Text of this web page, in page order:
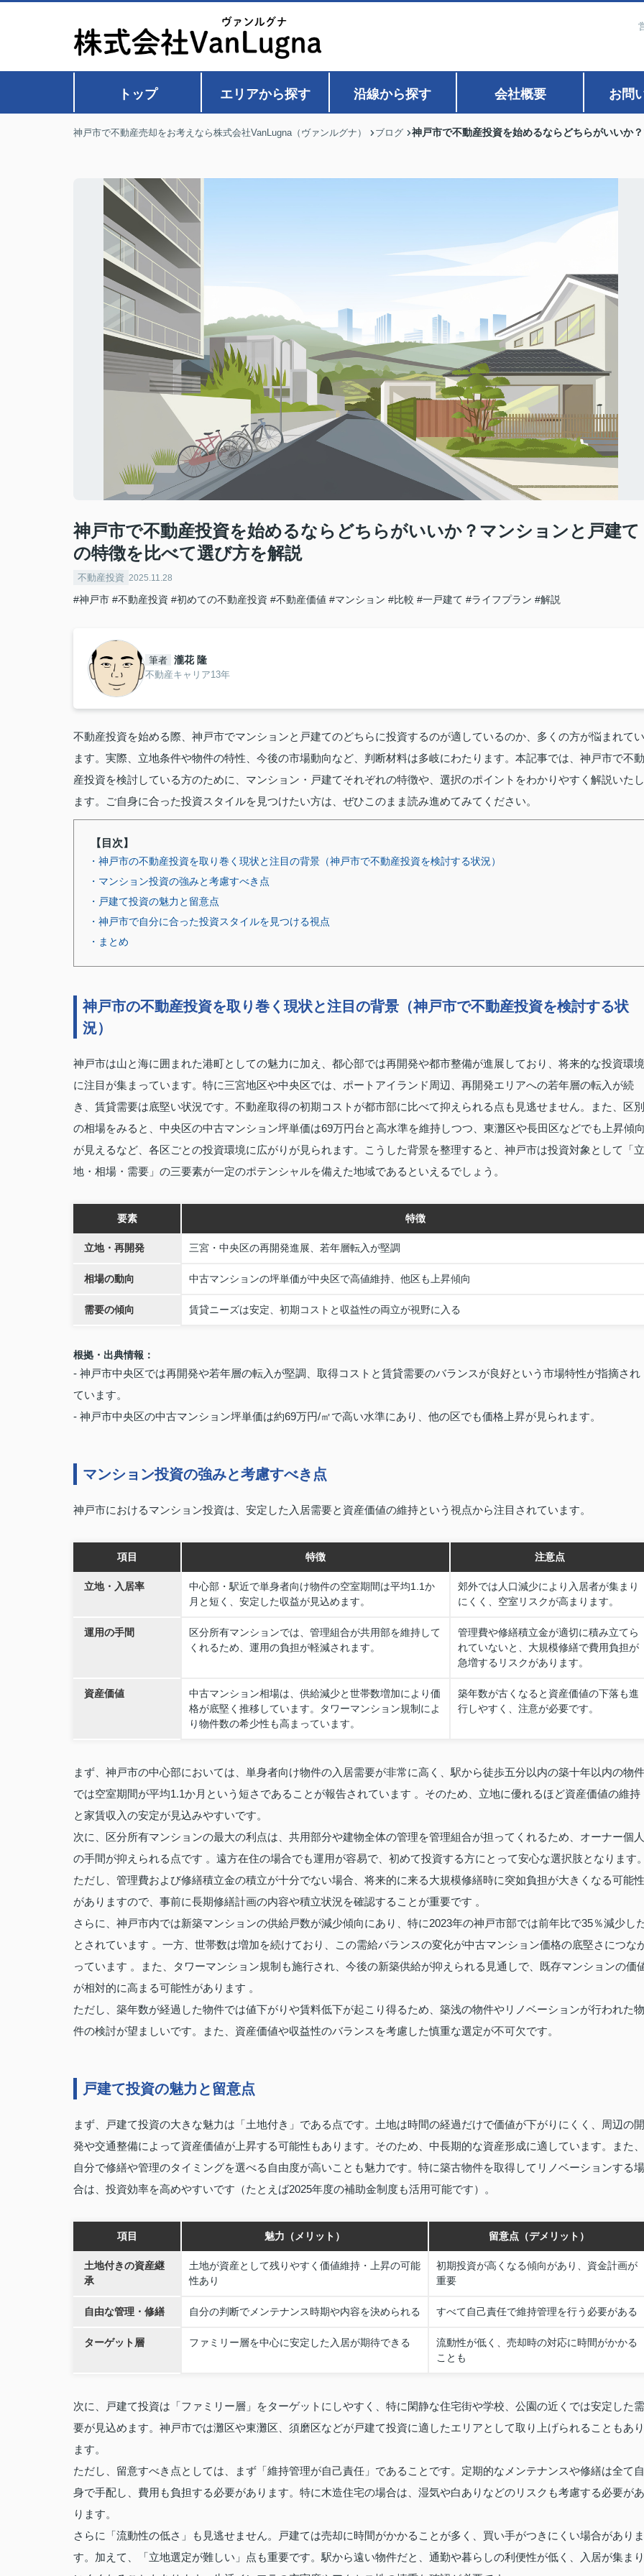
トップ エリアから探す 沿線から探す 会社概要 お問
神戸市で不動産売却をお考えなら株式会社VanLugna（ヴァンルグナ） ブログ 神戸市で不動産投資を始めるならどちらがいいか
神戸市で不動産投資を始めるならどちらがいいか？マンションと戸建て
の特徴を比べて選び方を解説
不動産投資 2025.11.28
#神戸市 #不動産投資 #初めての不動産投資 #不動産価値 #マンション #比較 #一戸建て #ライフプラン #解説
筆者 瀧花 隆
不動産キャリア13年
不動産投資を始める際、神戸市でマンションと戸建てのどちらに投資するのが適しているのか、多くの方が悩まれてい
ます。実際、立地条件や物件の特性、今後の市場動向など、判断材料は多岐にわたります。本記事では、神戸市で不動
産投資を検討している方のために、マンション・戸建てそれぞれの特徴や、選択のポイントをわかりやすく解説いたし
ます。ご自身に合った投資スタイルを見つけたい方は、ぜひこのまま読み進めてみてください。
【目次】
・神戸市の不動産投資を取り巻く現状と注目の背景（神戸市で不動産投資を検討する状況）
・マンション投資の強みと考慮すべき点
・戸建て投資の魅力と留意点
・神戸市で自分に合った投資スタイルを見つける視点
・まとめ
神戸市の不動産投資を取り巻く現状と注目の背景（神戸市で不動産投資を検討する状
況）
神戸市は山と海に囲まれた港町としての魅力に加え、都心部では再開発や都市整備が進展しており、将来的な投資環境
に注目が集まっています。特に三宮地区や中央区では、ポートアイランド周辺、再開発エリアへの若年層の転入が続
き、賃貸需要は底堅い状況です。不動産取得の初期コストが都市部に比べて抑えられる点も見逃せません。また、区別
の相場をみると、中央区の中古マンション坪単価は69万円台と高水準を維持しつつ、東灘区や長田区などでも上昇傾向
が見えるなど、各区ごとの投資環境に広がりが見られます。こうした背景を整理すると、神戸市は投資対象として「立
地・相場・需要」の三要素が一定のポテンシャルを備えた地域であるといえるでしょう。
要素 特徴
立地・再開発 三宮・中央区の再開発進展、若年層転入が堅調
相場の動向 中古マンションの坪単価が中央区で高値維持、他区も上昇傾向
需要の傾向 賃貸ニーズは安定、初期コストと収益性の両立が視野に入る
根拠・出典情報：
- 神戸市中央区では再開発や若年層の転入が堅調、取得コストと賃貸需要のバランスが良好という市場特性が指摘され
ています。
- 神戸市中央区の中古マンション坪単価は約69万円/㎡で高い水準にあり、他の区でも価格上昇が見られます。
マンション投資の強みと考慮すべき点
神戸市におけるマンション投資は、安定した入居需要と資産価値の維持という視点から注目されています。
項目 特徴 注意点
立地・入居率
中心部・駅近で単身者向け物件の空室期間は平均1.1か
月と短く、安定した収益が見込めます。
郊外では人口減少により入居者が集まり
にくく、空室リスクが高まります。
運用の手間
区分所有マンションでは、管理組合が共用部を維持して
くれるため、運用の負担が軽減されます。
管理費や修繕積立金が適切に積み立てら
れていないと、大規模修繕で費用負担が
急増するリスクがあります。
資産価値
中古マンション相場は、供給減少と世帯数増加により価
格が底堅く推移しています。タワーマンション規制によ
り物件数の希少性も高まっています。
築年数が古くなると資産価値の下落も進
行しやすく、注意が必要です。
まず、神戸市の中心部においては、単身者向け物件の入居需要が非常に高く、駅から徒歩五分以内の築十年以内の物件
では空室期間が平均1.1か月という短さであることが報告されています 。そのため、立地に優れるほど資産価値の維持
と家賃収入の安定が見込みやすいです。
次に、区分所有マンションの最大の利点は、共用部分や建物全体の管理を管理組合が担ってくれるため、オーナー個人
の手間が抑えられる点です 。遠方在住の場合でも運用が容易で、初めて投資する方にとって安心な選択肢となります。
ただし、管理費および修繕積立金の積立が十分でない場合、将来的に来る大規模修繕時に突如負担が大きくなる可能性
がありますので、事前に長期修繕計画の内容や積立状況を確認することが重要です 。
さらに、神戸市内では新築マンションの供給戸数が減少傾向にあり、特に2023年の神戸市部では前年比で35％減少し
とされています 。一方、世帯数は増加を続けており、この需給バランスの変化が中古マンション価格の底堅さにつな
っています 。また、タワーマンション規制も施行され、今後の新築供給が抑えられる見通しで、既存マンションの価
が相対的に高まる可能性があります 。
ただし、築年数が経過した物件では値下がりや賃料低下が起こり得るため、築浅の物件やリノベーションが行われた物
件の検討が望ましいです。また、資産価値や収益性のバランスを考慮した慎重な選定が不可欠です。
戸建て投資の魅力と留意点
まず、戸建て投資の大きな魅力は「土地付き」である点です。土地は時間の経過だけで価値が下がりにくく、周辺の開
発や交通整備によって資産価値が上昇する可能性もあります。そのため、中長期的な資産形成に適しています。また、
自分で修繕や管理のタイミングを選べる自由度が高いことも魅力です。特に築古物件を取得してリノベーションする場
合は、投資効率を高めやすいです（たとえば2025年度の補助金制度も活用可能です）。
項目 魅力（メリット） 留意点（デメリット）
土地付きの資産継
承
土地が資産として残りやすく価値維持・上昇の可能
性あり
初期投資が高くなる傾向があり、資金計画が
重要
自由な管理・修繕 自分の判断でメンテナンス時期や内容を決められる すべて自己責任で維持管理を行う必要がある
ターゲット層 ファミリー層を中心に安定した入居が期待できる
流動性が低く、売却時の対応に時間がかかる
ことも
次に、戸建て投資は「ファミリー層」をターゲットにしやすく、特に閑静な住宅街や学校、公園の近くでは安定した需
要が見込めます。神戸市では灘区や東灘区、須磨区などが戸建て投資に適したエリアとして取り上げられることもあり
ます。
ただし、留意すべき点としては、まず「維持管理が自己責任」であることです。定期的なメンテナンスや修繕は全て自
身で手配し、費用も負担する必要があります。特に木造住宅の場合は、湿気や白ありなどのリスクも考慮する必要があ
ります。
さらに「流動性の低さ」も見逃せません。戸建ては売却に時間がかかることが多く、買い手がつきにくい場合がありま
す。加えて、「立地選定が難しい」点も重要です。駅から遠い物件だと、通勤や暮らしの利便性が低く、入居が集まり